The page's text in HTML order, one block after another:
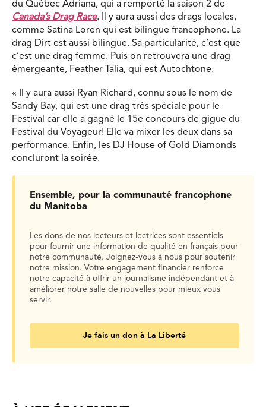
du Québec Adriana, qui a remporté la saison 2 de
Canada’s Drag Race. Il y aura aussi des drags locales,
comme Satina Loren qui est bilingue francophone. La
drag Dirt est aussi bilingue. Sa particularité, c’est que
c’est une drag femme. Puis on retrouvera une drag
émergeante, Feather Talia, qui est Autochtone.
« Il y aura aussi Ryan Richard, connu sous le nom de
Sandy Bay, qui est une drag très spéciale pour le
Festival car elle a gagné le 15e concours de gigue du
Festival du Voyageur! Elle va mixer les deux dans sa
performance. Enfin, les DJ House of Gold Diamonds
concluront la soirée.
Ensemble, pour la communauté francophone
du Manitoba
Les dons de nos lecteurs et lectrices sont essentiels
pour fournir une information de qualité en français pour
notre communauté. Joignez-vous à nous pour soutenir
notre mission. Votre engagement financier renforce
notre capacité à offrir un journalisme indépendant et à
améliorer notre salle de nouvelles pour mieux vous
servir.
Je fais un don à La Liberté